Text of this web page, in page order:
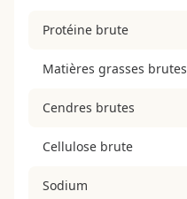
Protéine brute
Matières grasses brutes
Cendres brutes
Cellulose brute
Sodium